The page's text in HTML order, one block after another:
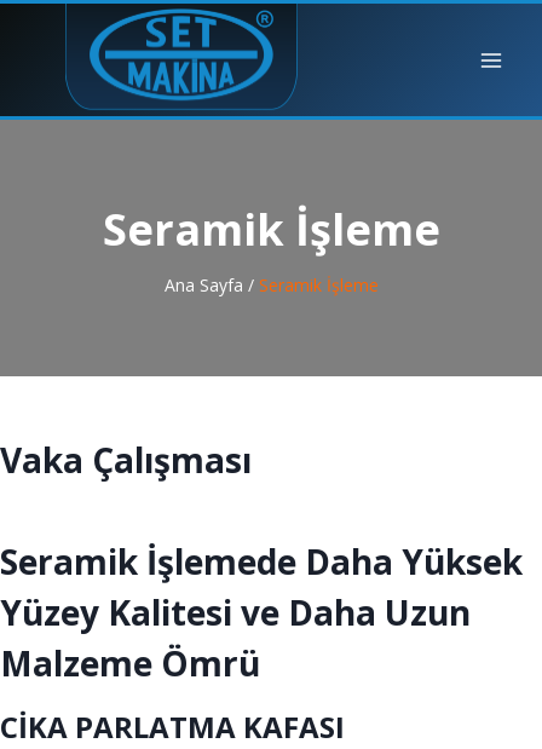
Seramik İşleme
Ana Sayfa / Seramik İşleme
Vaka Çalışması
Seramik İşlemede Daha Yüksek
Yüzey Kalitesi ve Daha Uzun
Malzeme Ömrü
CİKA PARLATMA KAFASI